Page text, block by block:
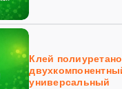
Клей
универсальный